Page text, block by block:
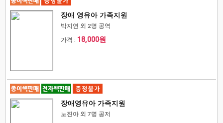
장애 영유아 가족지원
박지연 외 2명 공역
가격 : 18,000원
장애영유아 가족지원
노진아 외 7명 공저